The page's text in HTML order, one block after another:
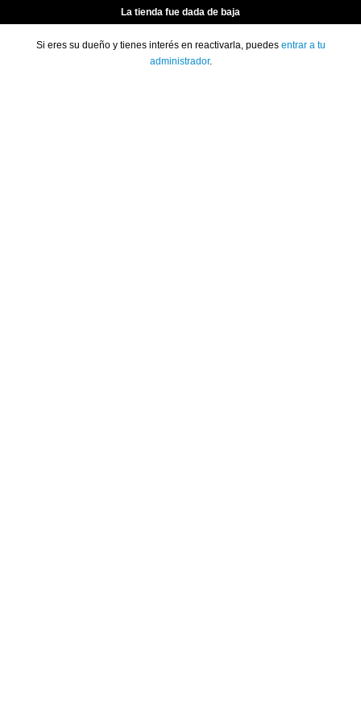
La tienda fue dada de baja
Si eres su dueño y tienes interés en reactivarla, puedes entrar a tu
administrador.